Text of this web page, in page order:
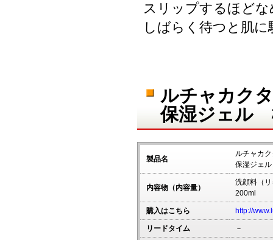
スリップするほど
しばらく待つと肌
ルチャカク
保湿ジェル
製品名
ルチャカ
保湿ジェル
内容物（内容量）
洗顔料（
200ml
購入はこちら http://
リードタイム －